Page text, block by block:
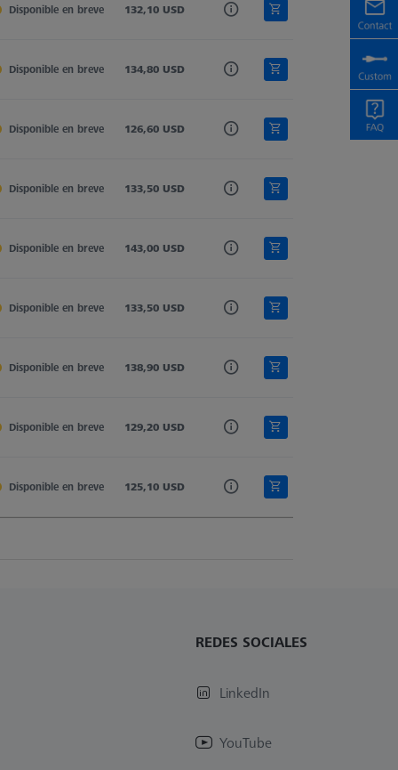
5,0 602030-0007-000
Disponible en breve 132,10 USD
5,0 602030-0009-000
Disponible en breve 134,80 USD
4,0 602030-0004-000
Disponible en breve 126,60 USD
5,0 602030-0008-000
Disponible en breve 133,50 USD
6,0 600341-0206-000
Disponible en breve 143,00 USD
4,0 600341-0204-000
Disponible en breve 133,50 USD
5,0 600341-0205-000
Disponible en breve 138,90 USD
4,0 600341-0203-000
Disponible en breve 129,20 USD
4,0 602030-0003-000
Disponible en breve 125,10 USD
REDES SOCIALES
LinkedIn
YouTube